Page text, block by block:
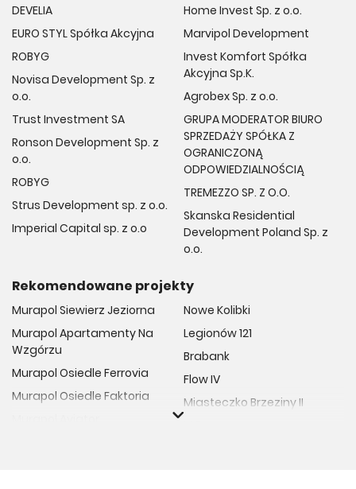
DEVELIA
EURO STYL Spółka Akcyjna
ROBYG
Novisa Development Sp. z
o.o.
Trust Investment SA
Ronson Development Sp. z
o.o.
ROBYG
Strus Development sp. z o.o.
Imperial Capital sp. z o.o
Home Invest Sp. z o.o.
Marvipol Development
Invest Komfort Spółka
Akcyjna Sp.K.
Agrobex Sp. z o.o.
GRUPA MODERATOR BIURO
SPRZEDAŻY SPÓŁKA Z
OGRANICZONĄ
ODPOWIEDZIALNOŚCIĄ
TREMEZZO SP. Z O.O.
Skanska Residential
Development Poland Sp. z
o.o.
Rekomendowane projekty
Murapol Siewierz Jeziorna
Murapol Apartamenty Na
Wzgórzu
Murapol Osiedle Ferrovia
Murapol Osiedle Faktoria
Nowe Kolibki
Legionów 121
Brabank
Flow IV
Miasteczko Brzeziny II